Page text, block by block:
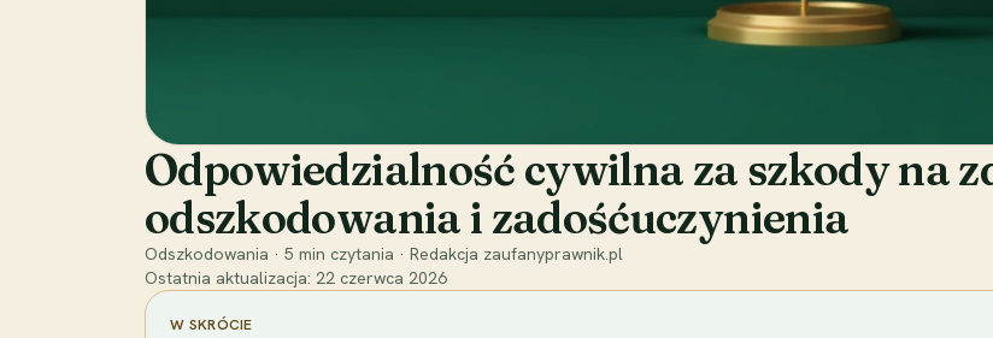
Odpowiedzialność cywilna za szkody na
odszkodowania i zadośćuczynienia
Odszkodowania · 5 min czytania · Redakcja zaufanyprawnik.pl
Ostatnia aktualizacja: 22 czerwca 2026
W SKRÓCIE